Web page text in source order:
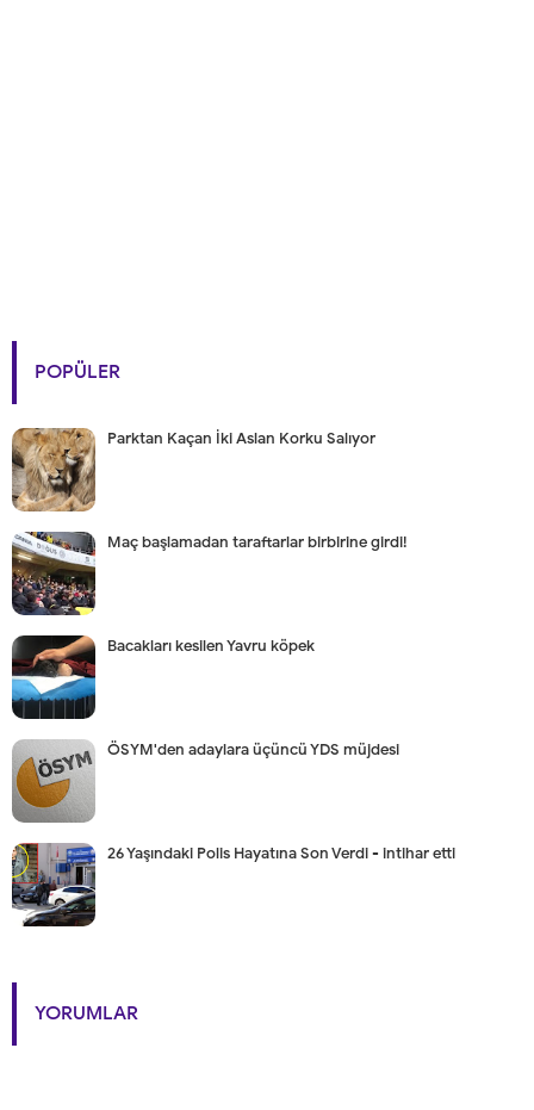
POPÜLER
Parktan Kaçan İki Aslan Korku Salıyor
Maç başlamadan taraftarlar birbirine girdi!
Bacakları kesilen Yavru köpek
ÖSYM'den adaylara üçüncü YDS müjdesi
26 Yaşındaki Polis Hayatına Son Verdi - intihar etti
YORUMLAR